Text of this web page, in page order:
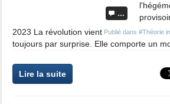
…
Publié dans #Théorie
2023 La révolution vient
toujours par surprise. Elle comporte un
Lire la suite